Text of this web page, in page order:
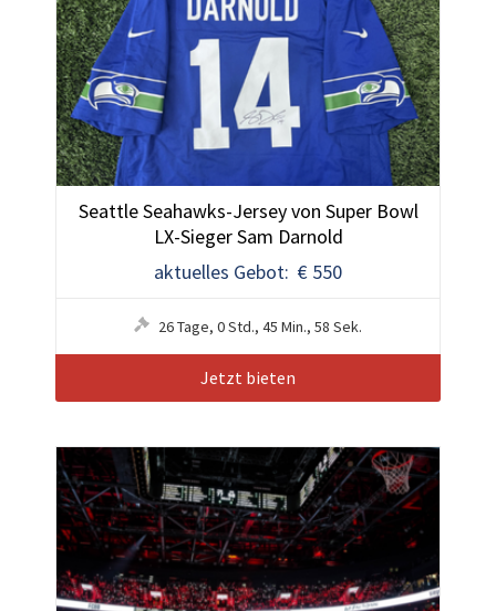
Seattle Seahawks-Jersey von Super Bowl
LX-Sieger Sam Darnold
aktuelles Gebot: € 550
26Tage, 0Std., 45 Min., 55 Sek.
Jetzt bieten